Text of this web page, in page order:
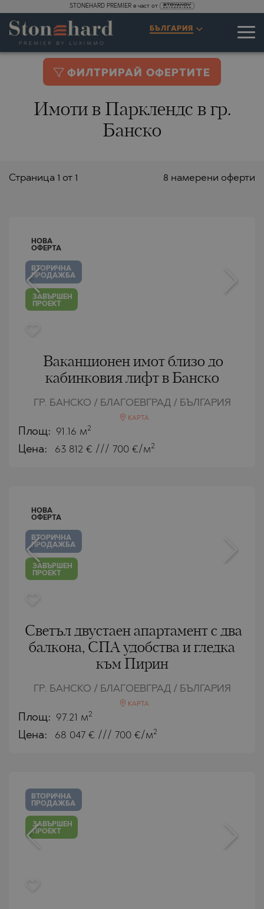
STONEHARD PREMIER е част от
БЪЛГАРИЯ
ФИЛТРИРАЙ ОФЕРТИТЕ
Имоти в Парклендс в гр.
Банско
8 намерени оферти
Страницa 1 от 1
НОВА
ОФЕРТА
ВТОРИЧНА
ПРОДАЖБА
ЗАВЪРШЕН
ПРОЕКТ
Ваканционен имот близо до
кабинковия лифт в Банско
ГР. БАНСКО / БЛАГОЕВГРАД / БЪЛГАРИЯ
КАРТА
Площ: 91.16 м2
Цена: 63 812 € /// 700 €/м2
НОВА
ОФЕРТА
ВТОРИЧНА
ПРОДАЖБА
ЗАВЪРШЕН
ПРОЕКТ
Светъл двустаен апартамент с два
балкона, СПА удобства и гледка
към Пирин
ГР. БАНСКО / БЛАГОЕВГРАД / БЪЛГАРИЯ
КАРТА
Площ: 97.21 м2
Цена: 68 047 € /// 700 €/м2
ВТОРИЧНА
ПРОДАЖБА
ЗАВЪРШЕН
ПРОЕКТ